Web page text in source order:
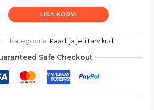
LISA KORVI
Kategooria: Paadi ja jeti tarvikud
Safe Checkout